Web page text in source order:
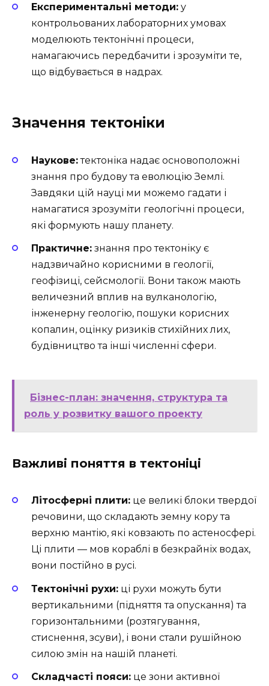
Експериментальні методи: у
контрольованих лабораторних умовах
моделюють тектонічні процеси,
намагаючись передбачити і зрозуміти те,
що відбувається в надрах.
Значення тектоніки
Наукове:тектоніка надає основоположні
знання про будову та еволюцію Землі.
Завдяки цій науці ми можемо гадати і
намагатися зрозуміти геологічні процеси,
які формують нашу планету.
Практичне: знання про тектоніку є
надзвичайно корисними в геології,
геофізиці, сейсмології. Вони також мають
величезний вплив на вулканологію,
інженерну геологію, пошуки корисних
копалин, оцінку ризиків стихійних лих,
будівництво та інші численні сфери.
Бізнес-план: значення, структура та
роль у розвитку вашого проекту
Важливі поняття в тектоніці
Літосферні плити: це великі блоки твердої
речовини, що складають земну кору та
верхню мантію, які ковзають по астеносфері.
Ці плити — мов кораблі в безкрайніх водах,
вони постійно в русі.
Тектонічні рухи: ці рухи можуть бути
вертикальними (підняття та опускання) та
горизонтальними (розтягування,
стиснення, зсуви), і вони стали рушійною
силою змін на нашій планеті.
Складчасті пояси: це зони активної